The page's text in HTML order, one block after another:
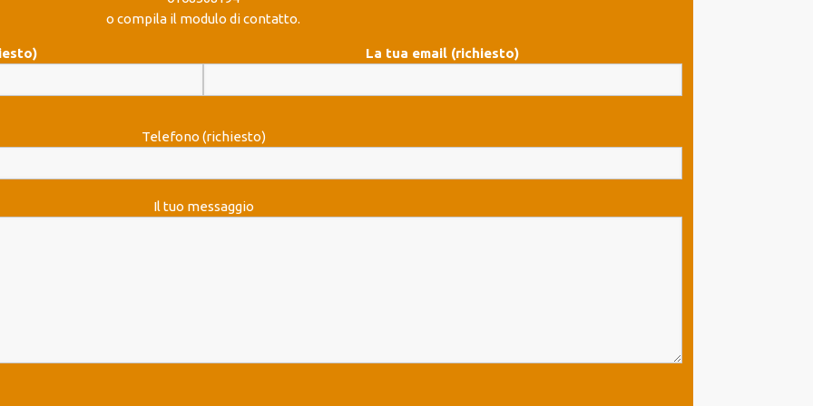
o compila il modulo di contatto.
La tua email (richiesto)
Telefono (richiesto)
Il tuo messaggio